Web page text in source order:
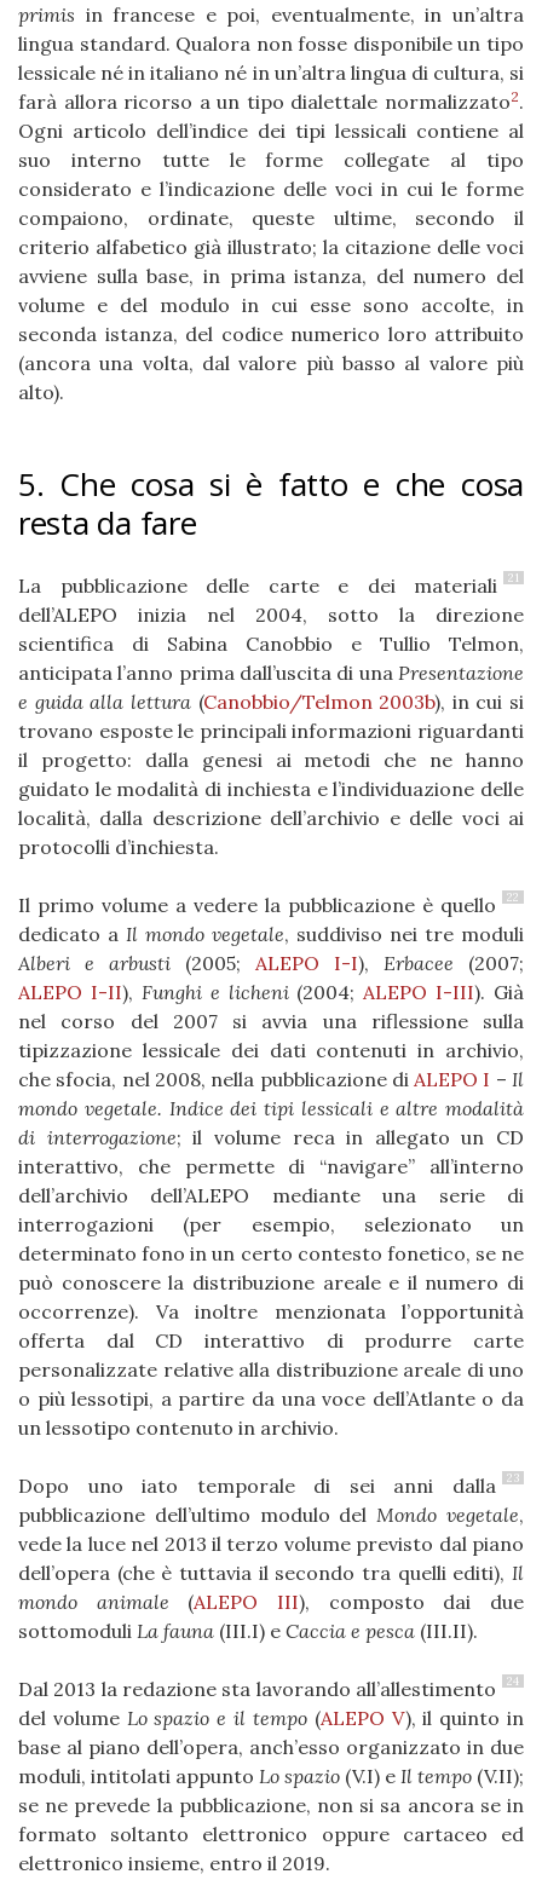
primis in francese e poi, eventualmente, in un’altra
lingua standard. Qualora non fosse disponibile un tipo
lessicale né in italiano né in un’altra lingua di cultura, si
farà allora ricorso a un tipo dialettale normalizzato2.
Ogni articolo dell’indice dei tipi lessicali contiene al
suo interno tutte le forme collegate al tipo
considerato e l’indicazione delle voci in cui le forme
compaiono, ordinate, queste ultime, secondo il
criterio alfabetico già illustrato; la citazione delle voci
avviene sulla base, in prima istanza, del numero del
volume e del modulo in cui esse sono accolte, in
seconda istanza, del codice numerico loro attribuito
(ancora una volta, dal valore più basso al valore più
alto).
5. Che cosa si è fatto e che cosa
resta da fare
21
La pubblicazione delle carte e dei materiali
dell’ALEPO inizia nel 2004, sotto la direzione
scientifica di Sabina Canobbio e Tullio Telmon,
anticipata l’anno prima dall’uscita di una Presentazione
e guida alla lettura(Canobbio/Telmon 2003b), in cui si
trovano esposte le principali informazioni riguardanti
il progetto: dalla genesi ai metodi che ne hanno
guidato le modalità di inchiesta e l’individuazione delle
località, dalla descrizione dell’archivio e delle voci ai
protocolli d’inchiesta.
22
Il primo volume a vedere la pubblicazione è quello
dedicato a Il mondo vegetale, suddiviso nei tre moduli
Alberi e arbusti (2005; ALEPO I-I), Erbacee (2007;
ALEPO I-II), Funghi e licheni(2004; ALEPO I-III). Già
nel corso del 2007 si avvia una riflessione sulla
tipizzazione lessicale dei dati contenuti in archivio,
che sfocia, nel 2008, nella pubblicazione di ALEPO I – Il
mondo vegetale. Indice dei tipi lessicali e altre modalità
di interrogazione; il volume reca in allegato un CD
interattivo, che permette di “navigare” all’interno
dell’archivio dell’ALEPO mediante una serie di
interrogazioni (per esempio, selezionato un
determinato fono in un certo contesto fonetico, se ne
può conoscere la distribuzione areale e il numero di
occorrenze). Va inoltre menzionata l’opportunità
offerta dal CD interattivo di produrre carte
personalizzate relative alla distribuzione areale di uno
o più lessotipi, a partire da una voce dell’Atlante o da
un lessotipo contenuto in archivio.
23
Dopo uno iato temporale di sei anni dalla
pubblicazione dell’ultimo modulo del Mondo vegetale,
vede la luce nel 2013 il terzo volume previsto dal piano
dell’opera (che è tuttavia il secondo tra quelli editi), Il
mondo animale (ALEPO III), composto dai due
sottomoduli La fauna (III.I) e Caccia e pesca (III.II).
24
Dal 2013 la redazione sta lavorando all’allestimento
del volume Lo spazio e il tempo(ALEPO V), il quinto in
base al piano dell’opera, anch’esso organizzato in due
moduli, intitolati appunto Lo spazio (V.I) e Il tempo (V.II);
se ne prevede la pubblicazione, non si sa ancora se in
formato soltanto elettronico oppure cartaceo ed
elettronico insieme, entro il 2019.